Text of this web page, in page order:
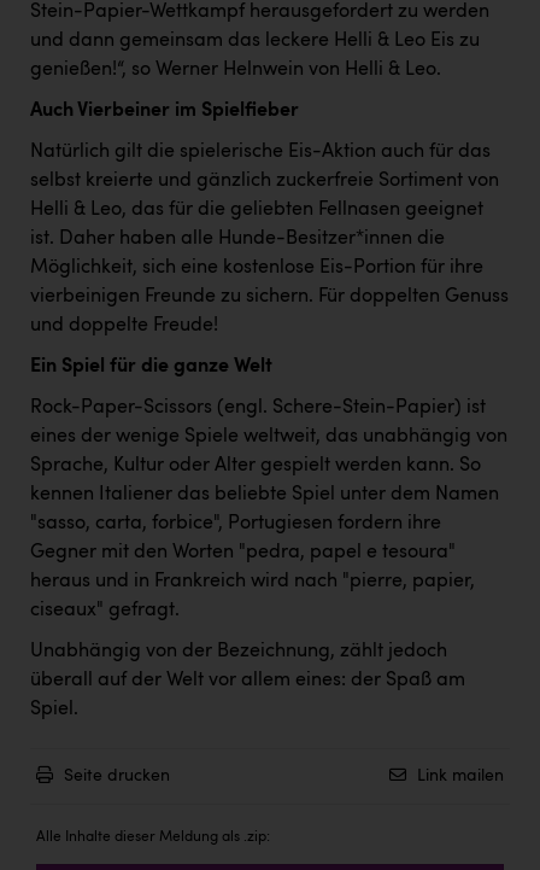
RUBBLE MASTER
Ruderclub Wels
SCRI - Salzburg Cancer Research Institute
SCHMACHTL GmbH
Schwingshandl - automation technology gmbh
Seher + Partner
Smurfit Westrock Nettingsdorf
TCL
TGW Logistics
TRAILOMAT & Cycling Austria
VERITAS
Vier Diamanten
Vorlagenportal
Wir besiegen Krebs
Wirtschaftskammer OÖ
z.l.ö.
Österreichisches Hebammengremium
Stein-Papier-Wettkampf herausgefordert zu werden
und dann gemeinsam das leckere Helli & Leo Eis zu
genießen!“, so Werner Helnwein von Helli & Leo.
Auch Vierbeiner im Spielfieber
Natürlich gilt die spielerische Eis-Aktion auch für das
selbst kreierte und gänzlich zuckerfreie Sortiment von
Helli & Leo, das für die geliebten Fellnasen geeignet
ist. Daher haben alle Hunde-Besitzer*innen die
Möglichkeit, sich eine kostenlose Eis-Portion für ihre
vierbeinigen Freunde zu sichern. Für doppelten Genuss
und doppelte Freude!
Ein Spiel für die ganze Welt
Rock-Paper-Scissors (engl. Schere-Stein-Papier) ist
eines der wenige Spiele weltweit, das unabhängig von
Sprache, Kultur oder Alter gespielt werden kann. So
kennen Italiener das beliebte Spiel unter dem Namen
"sasso, carta, forbice", Portugiesen fordern ihre
Gegner mit den Worten "pedra, papel e tesoura"
heraus und in Frankreich wird nach "pierre, papier,
ciseaux" gefragt.
Unabhängig von der Bezeichnung, zählt jedoch
überall auf der Welt vor allem eines: der Spaß am
Spiel.
Seite drucken Link mailen
Alle Inhalte dieser Meldung als .zip: